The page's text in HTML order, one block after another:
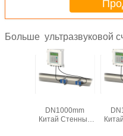
Больше ультразвуковой
DN1000mm
Китай Стенный